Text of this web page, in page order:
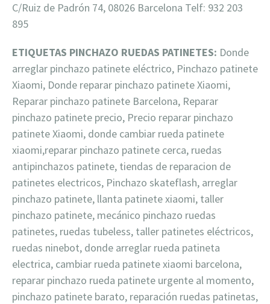
C/Ruiz de Padrón 74, 08026 Barcelona Telf: 932 203
895
ETIQUETAS PINCHAZO RUEDAS PATINETES: Donde
arreglar pinchazo patinete eléctrico, Pinchazo patinete
Xiaomi, Donde reparar pinchazo patinete Xiaomi,
Reparar pinchazo patinete Barcelona, Reparar
pinchazo patinete precio, Precio reparar pinchazo
patinete Xiaomi, donde cambiar rueda patinete
xiaomi,reparar pinchazo patinete cerca, ruedas
antipinchazos patinete, tiendas de reparacion de
patinetes electricos, Pinchazo skateflash, arreglar
pinchazo patinete, llanta patinete xiaomi, taller
pinchazo patinete, mecánico pinchazo ruedas
patinetes, ruedas tubeless, taller patinetes eléctricos,
ruedas ninebot, donde arreglar rueda patineta
electrica, cambiar rueda patinete xiaomi barcelona,
reparar pinchazo rueda patinete urgente al momento,
pinchazo patinete barato, reparación ruedas patinetas,